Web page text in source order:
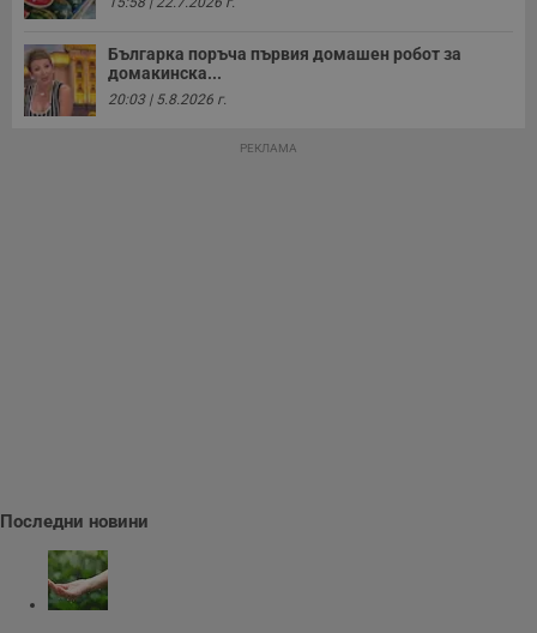
Българка поръча първия домашен робот за
домакинска...
20:03 | 5.8.2026 г.
РЕКЛАМА
Последни новини